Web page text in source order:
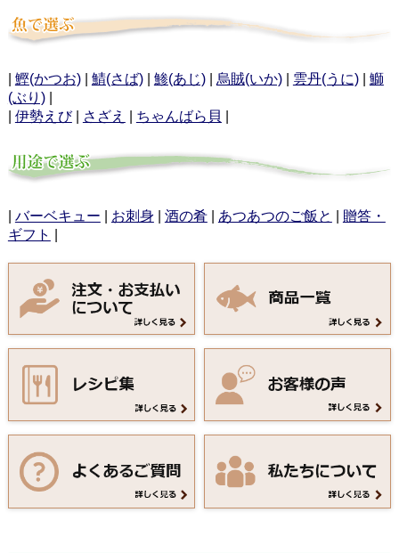
鰹(かつお)| 鯖(さば)| 鯵(あじ)| 烏賊(いか)| 雲丹(うに)| 鰤
(ぶり)|
伊勢えび| さざえ ちゃんばら貝
バーベキュー お刺身| 酒の肴| あつあつのご飯と
贈答・
ギフト